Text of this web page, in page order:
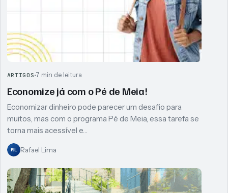
ARTIGOS 7 min de leitura
Economize já com o Pé de Meia!
Economizar dinheiro pode parecer um desafio para
muitos, mas com o programa Pé de Meia, essa tarefa se
torna mais acessível e…
RL Rafael Lima